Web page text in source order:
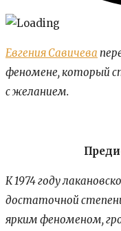
Евгения Савичева
феномене, который
с желанием.
К 1974 году
достаточной
ярким феноменом,